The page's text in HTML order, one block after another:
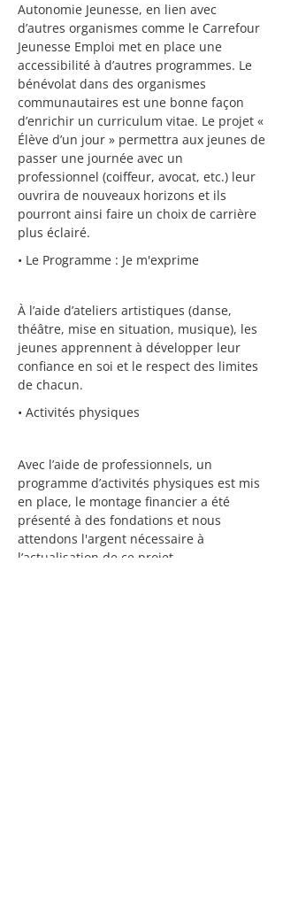
Autonomie Jeunesse, en lien avec
d’autres organismes comme le Carrefour
Jeunesse Emploi met en place une
accessibilité à d’autres programmes. Le
bénévolat dans des organismes
communautaires est une bonne façon
d’enrichir un curriculum vitae. Le projet «
Élève d’un jour » permettra aux jeunes de
passer une journée avec un
professionnel (coiffeur, avocat, etc.) leur
ouvrira de nouveaux horizons et ils
pourront ainsi faire un choix de carrière
plus éclairé.
• Le Programme : Je m'exprime
À l’aide d’ateliers artistiques (danse,
théâtre, mise en situation, musique), les
jeunes apprennent à développer leur
confiance en soi et le respect des limites
de chacun.
• Activités physiques
Avec l’aide de professionnels, un
programme d’activités physiques est mis
en place, le montage financier a été
présenté à des fondations et nous
attendons l'argent nécessaire à
l’actualisation de ce projet.